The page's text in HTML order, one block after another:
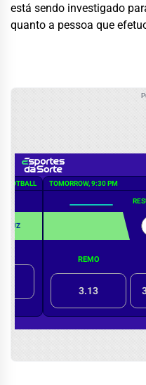
está sendo investigado
quanto a pessoa que